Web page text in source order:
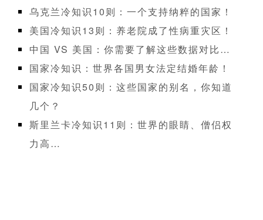
乌克兰冷知识10则：一个支持纳粹的国家！
美国冷知识13则：养老院成了性病重灾区！
中国 VS 美国：你需要了解这些数据对比…
国家冷知识：世界各国男女法定结婚年龄！
国家冷知识50则：这些国家的别名，你知道
几个？
斯里兰卡冷知识11则：世界的眼睛、僧侣权
力高…